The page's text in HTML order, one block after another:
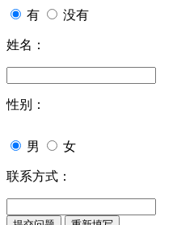
有 没有
姓名：
性别：
男 女
联系方式：